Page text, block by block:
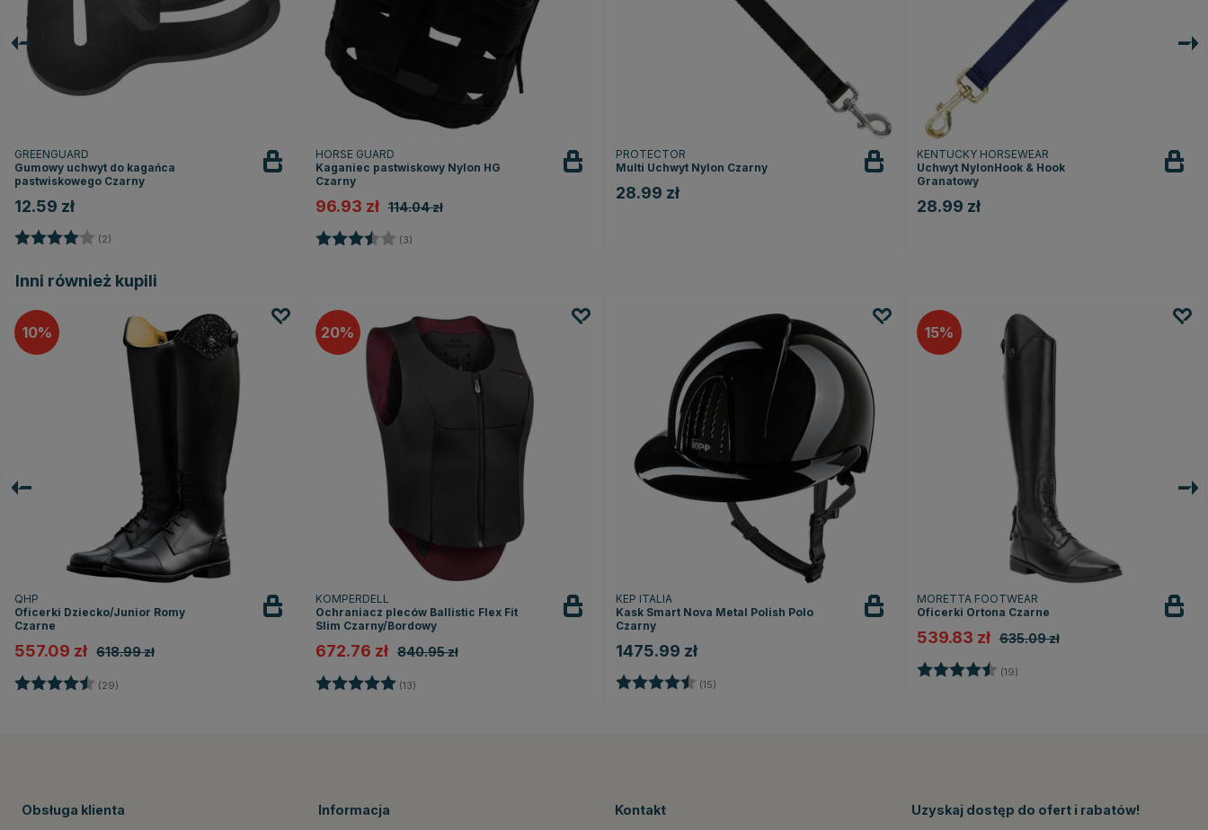
GREENGUARD
Gumowy uchwyt do kagańca
pastwiskowego Czarny
12.59 zł
Ocena: (2)
HORSE GUARD
Kaganiec pastwiskowy Nylon HG
Czarny
96.93 zł 114.04 zł
Ocena: (3)
PROTECTOR
Multi Uchwyt Nylon Czarny
28.99 zł
KENTUCKY HORSEWEAR
Uchwyt NylonHook & Hook
Granatowy
28.99 zł
Inni również kupili
10
QHP
Oficerki Dziecko/Junior Romy
Czarne
557.09 zł 618.99 zł
Ocena: (29)
20
KOMPERDELL
Ochraniacz pleców Ballistic Flex Fit
Slim Czarny/Bordowy
672.76 zł 840.95 zł
Ocena: (13)
KEP ITALIA
Kask Smart Nova Metal Polish Polo
Czarny
1475.99 zł
Ocena: (15)
15
MORETTA FOOTWEAR
Oficerki Ortona Czarne
539.83 zł 635.09 zł
Ocena: (19)
Obsługa klienta Informacja Kontakt Uzyskaj dostęp do ofert i rabatów!